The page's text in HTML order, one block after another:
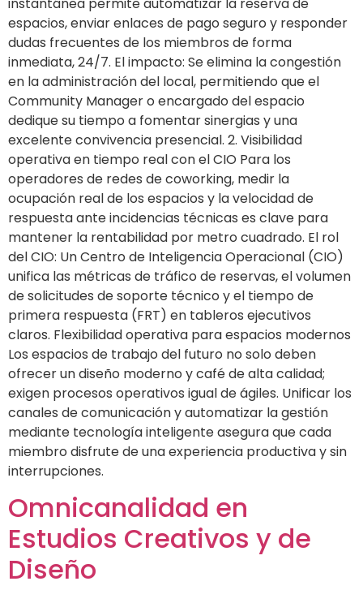
espacios, enviar enlaces de pago seguro y responder
dudas frecuentes de los miembros de forma
inmediata, 24/7. El impacto: Se elimina la congestión
en la administración del local, permitiendo que el
Community Manager o encargado del espacio
dedique su tiempo a fomentar sinergias y una
excelente convivencia presencial. 2. Visibilidad
operativa en tiempo real con el CIO Para los
operadores de redes de coworking, medir la
ocupación real de los espacios y la velocidad de
respuesta ante incidencias técnicas es clave para
mantener la rentabilidad por metro cuadrado. El rol
del CIO: Un Centro de Inteligencia Operacional (CIO)
unifica las métricas de tráfico de reservas, el volumen
de solicitudes de soporte técnico y el tiempo de
primera respuesta (FRT) en tableros ejecutivos
claros. Flexibilidad operativa para espacios modernos
Los espacios de trabajo del futuro no solo deben
ofrecer un diseño moderno y café de alta calidad;
exigen procesos operativos igual de ágiles. Unificar los
canales de comunicación y automatizar la gestión
mediante tecnología inteligente asegura que cada
miembro disfrute de una experiencia productiva y sin
interrupciones.
Omnicanalidad en
Estudios Creativos y de
Diseño